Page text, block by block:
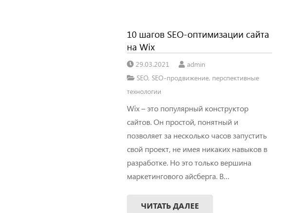
10 шагов SEO-оптимизации сайта
на Wix
29.03.2021
admin
SEO, SEO-продвижение, перспективные
технологии
Wix – это популярный конструктор
сайтов. Он простой, понятный и
позволяет за несколько часов запустить
свой проект, не имея никаких навыков в
разработке. Но это только вершина
маркетингового айсберга. В…
ЧИТАТЬ ДАЛЕЕ